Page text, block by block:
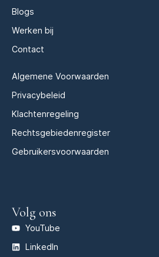
Blogs
Werken bij
Contact
Algemene Voorwaarden
Privacybeleid
Klachtenregeling
Rechtsgebiedenregister
Gebruikersvoorwaarden
Volg ons
YouTube
LinkedIn